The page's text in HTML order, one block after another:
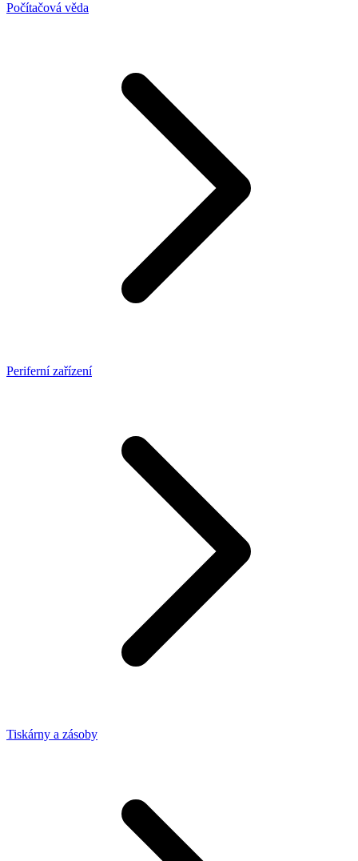
Počítačová věda
Periferní zařízení
Tiskárny a zásoby